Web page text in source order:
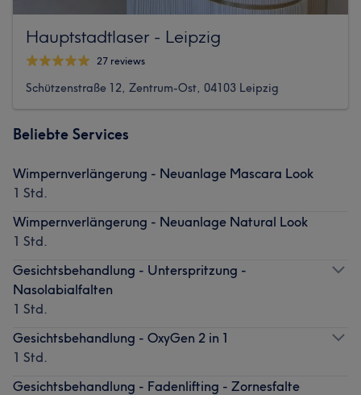
Hauptstadtlaser - Leipzig
27 reviews
Schützenstraße 12, Zentrum-Ost, 04103 Leipzig
Beliebte Services
Wimpernverlängerung - Neuanlage Mascara Look
1 Std.
Wimpernverlängerung - Neuanlage Natural Look
1 Std.
Gesichtsbehandlung - Unterspritzung -
Nasolabialfalten
1 Std.
Gesichtsbehandlung - OxyGen 2 in 1
1 Std.
Gesichtsbehandlung - Fadenlifting - Zornesfalte